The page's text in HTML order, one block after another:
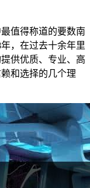
值得称道的要数南
，在过去十余年里
供优质、专业、高
和选择的几个理